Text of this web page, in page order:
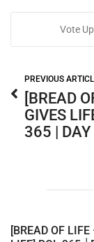
PREVIOUS
[BREAD
GIVES
365 |
[BREAD OF LIFE